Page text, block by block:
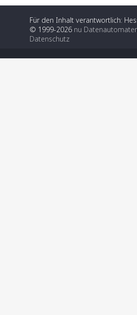
Für den Inhalt verantwortlich:
© 1999-2026 nu
Datenschutz